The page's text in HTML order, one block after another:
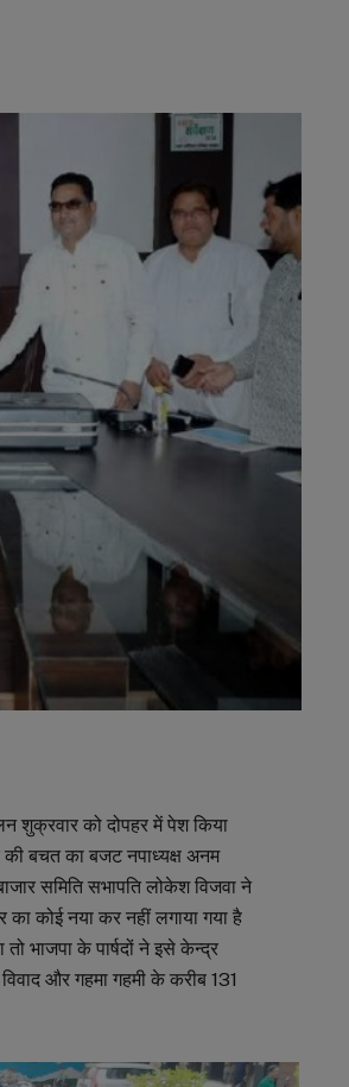
शुक्रवार को दोपहर में पेश किया
बचत का बजट नपाध्यक्ष अनम
समिति सभापति लोकेश विजवा ने
कोई नया कर नहीं लगाया गया है
भाजपा के पार्षदों ने इसे केन्द्र
और गहमा गहमी के करीब 131